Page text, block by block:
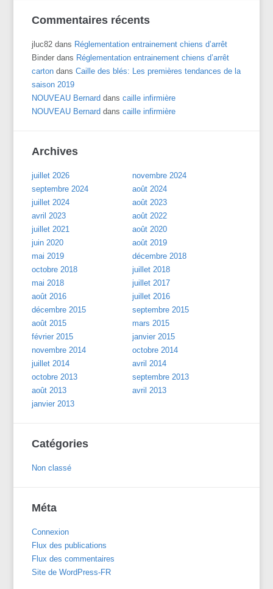
Commentaires récents
jluc82 dans Réglementation entrainement chiens d’arrêt
Binder dans Réglementation entrainement chiens d’arrêt
carton dansCaille des blés: Les premières tendances de la
saison 2019
NOUVEAU Bernard danscaille infirmière
NOUVEAU Bernard danscaille infirmière
Archives
juillet 2026
novembre 2024
septembre 2024
août 2024
juillet 2024
août 2023
avril 2023
août 2022
juillet 2021
août 2020
juin 2020
août 2019
mai 2019
décembre 2018
octobre 2018
juillet 2018
mai 2018
juillet 2017
août 2016
juillet 2016
décembre 2015
septembre 2015
août 2015
mars 2015
février 2015
janvier 2015
novembre 2014
octobre 2014
juillet 2014
avril 2014
octobre 2013
septembre 2013
août 2013
avril 2013
janvier 2013
Catégories
Non classé
Méta
Connexion
Flux des publications
Flux des commentaires
Site de WordPress-FR